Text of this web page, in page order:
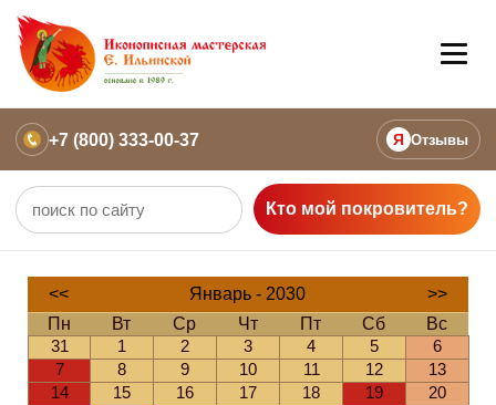
+7 (800) 333-00-37 Я Отзывы
Кто мой покровитель?
<< Январь - 2030
>>
Пн
Вт Ср Чт Пт Сб
Вс
31
1 2 3 4 5
6
7
8 9 10 11 12
13
14
15 16 17 18 19
20